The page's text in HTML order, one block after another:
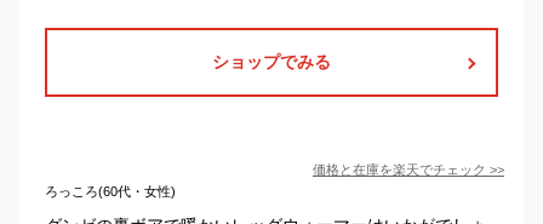
ショップでみる
価格と在庫を楽天でチェック >>
ろっころ(60代・女性)